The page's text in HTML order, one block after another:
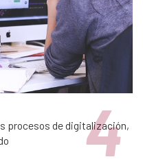
procesos de digitalización,